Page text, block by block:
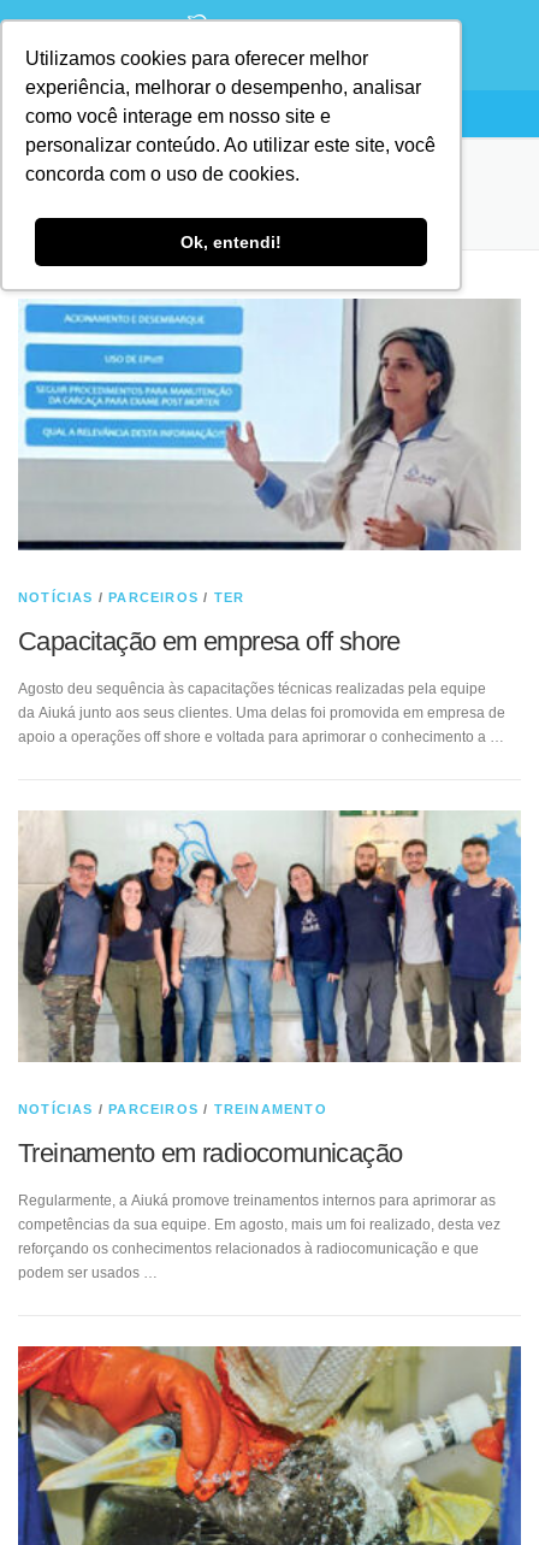
Utilizamos cookies para oferecer melhor
experiência, melhorar o desempenho, analisar
como você interage em nosso site e
personalizar conteúdo. Ao utilizar este site, você
concorda com o uso de cookies.
Ok, entendi!
NOTÍCIAS /PARCEIROS / TER
Capacitação em empresa off shore
Agosto deu sequência às capacitações técnicas realizadas pela equipe
da Aiuká junto aos seus clientes. Uma delas foi promovida em empresa de
apoio a operações off shore e voltada para aprimorar o conhecimento a …
NOTÍCIAS /PARCEIROS / TREINAMENTO
Treinamento em radiocomunicação
Regularmente, a Aiuká promove treinamentos internos para aprimorar as
competências da sua equipe. Em agosto, mais um foi realizado, desta vez
reforçando os conhecimentos relacionados à radiocomunicação e que
podem ser usados …